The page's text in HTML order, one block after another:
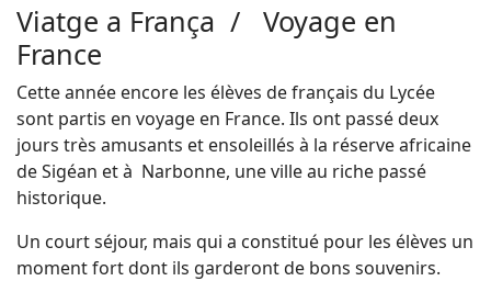
Viatge a França /
Voyage en
France
Cette année encore les élèves de français du Lycée
sont partis en voyage en France. Ils ont passé deux
jours très amusants et ensoleillés à la réserve africaine
de Sigéan et à Narbonne, une ville au riche passé
historique.
Un court séjour, mais qui a constitué pour les élèves un
moment fort dont ils garderont de bons souvenirs.